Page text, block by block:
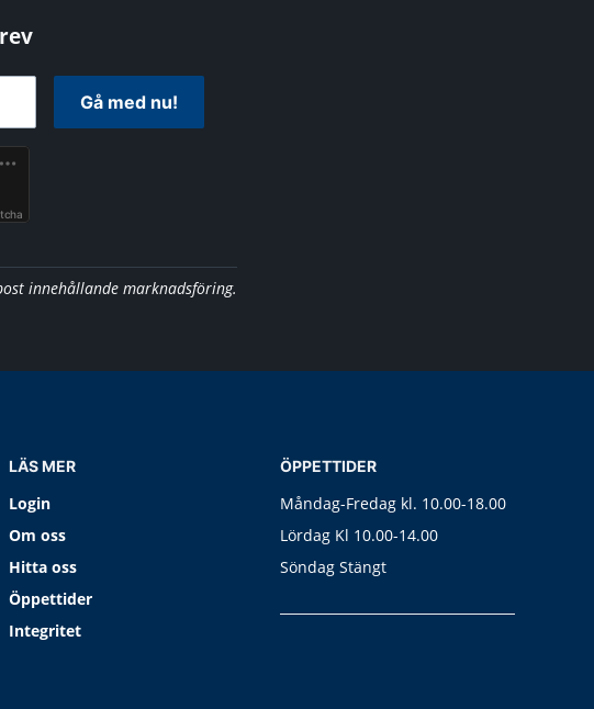
Gå med nu!
innehållande marknadsföring.
LÄS MER
Login
Om oss
Hitta oss
Öppettider
Integritet
ÖPPETTIDER
Måndag-Fredag kl. 10.00-18.00
Lördag Kl 10.00-14.00
Söndag Stängt